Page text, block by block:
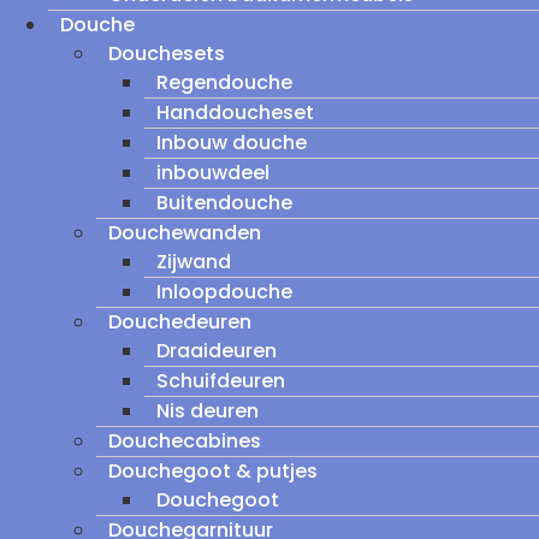
Douche
Douchesets
Regendouche
Handdoucheset
Inbouw douche
inbouwdeel
Buitendouche
Douchewanden
Zijwand
Inloopdouche
Douchedeuren
Draaideuren
Schuifdeuren
Nis deuren
Douchecabines
Douchegoot & putjes
Douchegoot
Douchegarnituur